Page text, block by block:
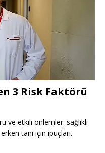
3 Risk Faktörü
ve etkili önlemler: sağlıklı
tanı için ipuçları.